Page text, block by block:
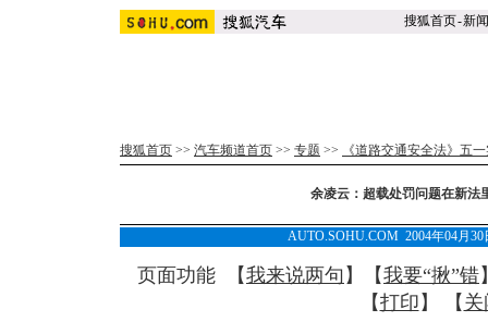
搜狐首页-新闻
搜狐首页 >> 汽车频道首页 >> 专题 >> 《道路交通安全法》五
余凌云：超载处罚问题在新法
AUTO.SOHU.COM 2004年04月
页面功能 【我来说两句 】【我要“揪”错
【打印 】 【 关